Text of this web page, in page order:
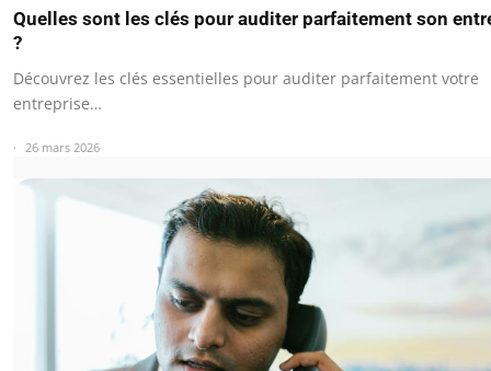
Quelles sont les clés pour auditer parfaitement son
?
Découvrez les clés essentielles pour auditer parfaitement votre
entreprise…
26 mars 2026